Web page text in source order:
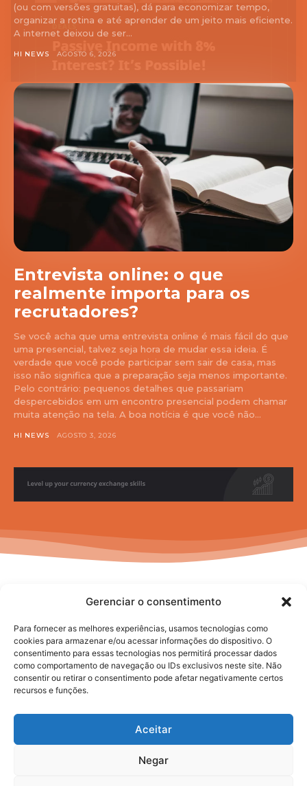
Gerenciar o consentimento
Para fornecer as melhores experiências, usamos tecnologias como
cookies para armazenar e/ou acessar informações do dispositivo. O
consentimento para essas tecnologias nos permitirá processar dados
como comportamento de navegação ou IDs exclusivos neste site. Não
consentir ou retirar o consentimento pode afetar negativamente certos
recursos e funções.
Aceitar
Negar
(ou com versões gratuitas), dá para economizar tempo,
organizar a rotina e até aprender de um jeito mais eficiente.
A internet deixou de ser...
HI NEWS AGOSTO 6, 2026
Entrevista online: o que
realmente importa para os
recrutadores?
Se você acha que uma entrevista online é mais fácil do que
uma presencial, talvez seja hora de mudar essa ideia. É
verdade que você pode participar sem sair de casa, mas
isso não significa que a preparação seja menos importante.
Pelo contrário: pequenos detalhes que passariam
despercebidos em um encontro presencial podem chamar
muita atenção na tela. A boa notícia é que você não...
HI NEWS AGOSTO 3, 2026
No posts to display